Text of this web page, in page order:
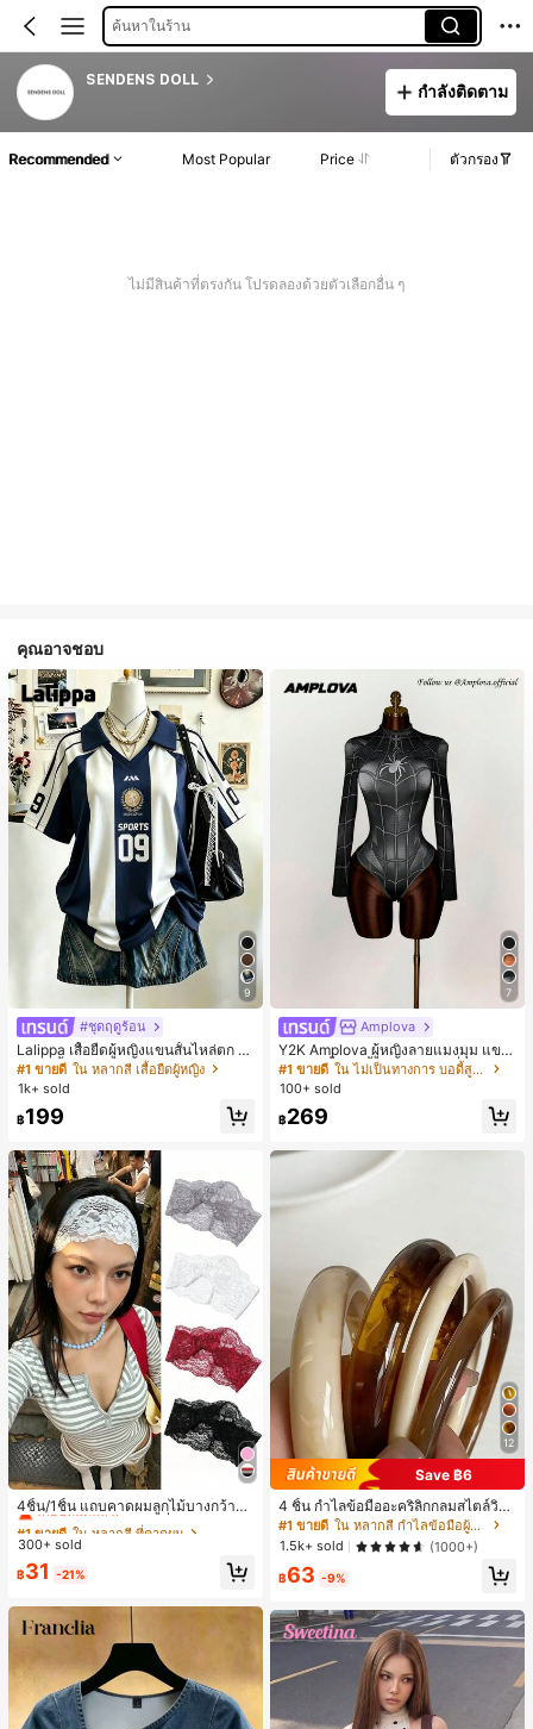
ค้นหาในร้าน
SENDENS DOLL
กำลังติดตาม
Recommended Most Popular Price ตัวกรอง
ไม่มีสินค้าที่ตรงกัน โปรดลองด้วยตัวเลือกอื่น ๆ
คุณอาจชอบ
9
#ชุดฤดูร้อน
Lalippa เสื้อยืดผู้หญิงแขนสั้นไหล่ตก ค
อวีปกเสื้อ ลายพิมพ์ดิจิทัลลายทาง สไตล์
สปอร์ตแฟชั่นมินิมอล ของขวัญสำหรับเ
พื่อน
#1 ขายดี ใน หลากสี เสื้อยืดผู้หญิง
1k+ sold
฿199
4ชิ้น/1ชิ้น แถบคาดผมลูกไม้บางกว้างยื
ดหยุ่นสำหรับผู้หญิง, แฟชั่นอเนกประสง
ค์พรีเมียมหรูหราสไตล์มินิมอล ผ้าพันคอ
เล็กๆ ห่วงผม อุปกรณ์เสริมผม, เหมาะสำ
หรับการออกไปข้างนอกประจำวัน, ลำล
อง, งานปาร์ตี้, การเดินทาง, การพักผ่อ
น, การมัดผม, การจัดทรงผม, การแต่งห
น้า, การจับคู่ชุด, อุปกรณ์เสริมประดับผ
ม
#1 ขายดี ใน หลากสี ที่คาดผม
เกือบหมดแล้ว!
#1 ขายดี ใน หลากสี ที่คาดผม
เกือบหมดแล้ว!
#1 ขายดี ใน หลากสี ที่คาดผม
เกือบหมดแล้ว!
#1 ขายดี ใน หลากสี ที่คาดผม
300+ sold
฿31 -21%
7
Amplova
Y2K Amplova ผู้หญิงลายแมงมุม แขน
ยาว คอตั้ง บอดี้สูท, สไตล์แฟชั่นดาร์ก
บอดี้สูทผู้หญิง บอดี้สูทฮาโลวีน บอดี้สูท
ลายใยแมงมุม
#1 ขายดี
ใน ไม่เป็นทางการ บอดี้สูทผู้หญิง
100+ sold
฿269
12
Save ฿6
4 ชิ้น กำไลข้อมืออะคริลิกกลมสไตล์วินเ
ทจหรูหราสำหรับผู้หญิง, ดีไซน์เรียบง่าย
ทันสมัย, เหมาะสำหรับสวมใส่ในชีวิตปร
ะจำวันและโอกาสต่างๆ, ของขวัญสำหรั
บเธอ
#1 ขายดี
ใน หลากสี กำไลข้อมือผู้หญิง
1.5k+ sold
(1000+)
฿63 -9%